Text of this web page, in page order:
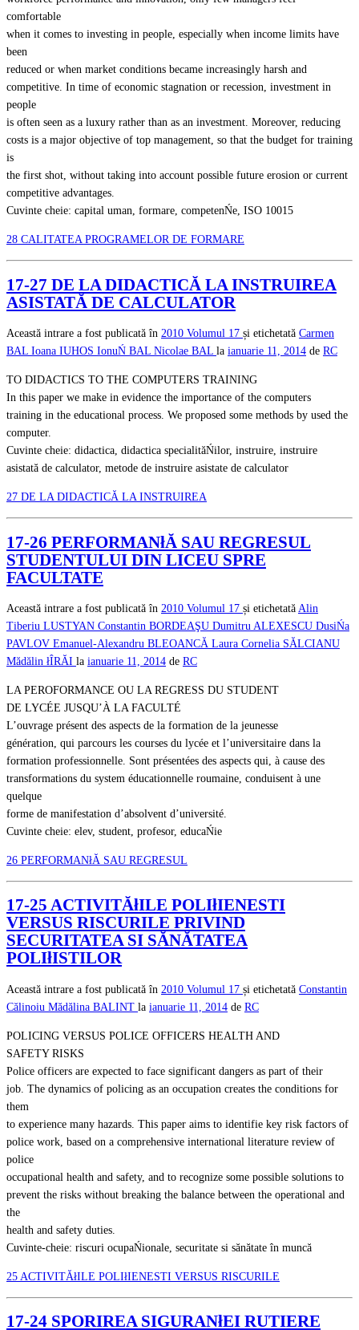
comfortable
when it comes to investing in people, especially when income limits have
been
reduced or when market conditions became increasingly harsh and
competitive. In time of economic stagnation or recession, investment in
people
is often seen as a luxury rather than as an investment. Moreover, reducing
costs is a major objective of top management, so that the budget for training
is
the first shot, without taking into account possible future erosion or current
competitive advantages.
Cuvinte cheie: capital uman, formare, competenŃe, ISO 10015
28 CALITATEA PROGRAMELOR DE FORMARE
17-27 DE LA DIDACTICĂ LA INSTRUIREA
ASISTATĂ DE CALCULATOR
Această intrare a fost publicată în 2010 Volumul 17 și etichetată Carmen
BAL Ioana IUHOS IonuŃ BAL Nicolae BAL la ianuarie 11, 2014 de RC
TO DIDACTICS TO THE COMPUTERS TRAINING
In this paper we make in evidence the importance of the computers
training in the educational process. We proposed some methods by used the
computer.
Cuvinte cheie: didactica, didactica specialităŃilor, instruire, instruire
asistată de calculator, metode de instruire asistate de calculator
27 DE LA DIDACTICĂ LA INSTRUIREA
17-26 PERFORMANłĂ SAU REGRESUL
STUDENTULUI DIN LICEU SPRE
FACULTATE
Această intrare a fost publicată în 2010 Volumul 17 și etichetată Alin
Tiberiu LUSTYAN Constantin BORDEAŞU Dumitru ALEXESCU DusiŃa
PAVLOV Emanuel-Alexandru BLEOANCĂ Laura Cornelia SĂLCIANU
Mădălin łÎRĂI la ianuarie 11, 2014 de RC
LA PEROFORMANCE OU LA REGRESS DU STUDENT
DE LYCÉE JUSQU’À LA FACULTÉ
L’ouvrage présent des aspects de la formation de la jeunesse
génération, qui parcours les courses du lycée et l’universitaire dans la
formation professionnelle. Sont présentées des aspects qui, à cause des
transformations du system éducationnelle roumaine, conduisent à une
quelque
forme de manifestation d’absolvent d’université.
Cuvinte cheie: elev, student, profesor, educaŃie
26 PERFORMANłĂ SAU REGRESUL
17-25 ACTIVITĂłILE POLIłIENESTI
VERSUS RISCURILE PRIVIND
SECURITATEA SI SĂNĂTATEA
POLIłISTILOR
Această intrare a fost publicată în 2010 Volumul 17 și etichetată Constantin
Călinoiu Mădălina BALINT la ianuarie 11, 2014 de RC
POLICING VERSUS POLICE OFFICERS HEALTH AND
SAFETY RISKS
Police officers are expected to face significant dangers as part of their
job. The dynamics of policing as an occupation creates the conditions for
them
to experience many hazards. This paper aims to identifie key risk factors of
police work, based on a comprehensive international literature review of
police
occupational health and safety, and to recognize some possible solutions to
prevent the risks without breaking the balance between the operational and
the
health and safety duties.
Cuvinte-cheie: riscuri ocupaŃionale, securitate si sănătate în muncă
25 ACTIVITĂłILE POLIłIENESTI VERSUS RISCURILE
17-24 SPORIREA SIGURANłEI RUTIERE